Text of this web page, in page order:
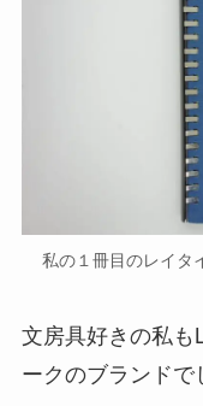
私の１冊目のレイタ
文房具好きの私も
ークのブランドで